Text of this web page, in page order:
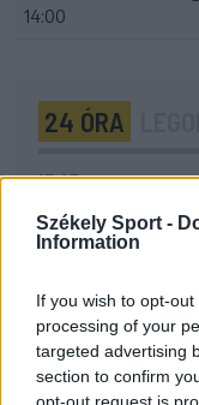
Székely Sport -
Information
If you wish to opt-
processing of your
targeted advertising
section to confirm
opt-out request is
14:00
24 ÓRA
17:43
Két FK-játékos
16:22
focibajnokság új
14:52
Nem kell